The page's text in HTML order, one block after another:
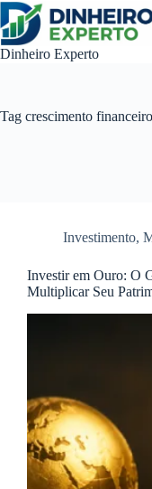
Pular
para
o
conteúdo
Dinheiro Experto
Tag crescimento financeiro
Investimento,
Investir em Ouro: O
Multiplicar Seu